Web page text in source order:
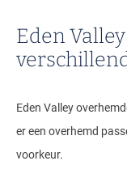
Eden
Eden Valley
er een overhemd
voorkeur.